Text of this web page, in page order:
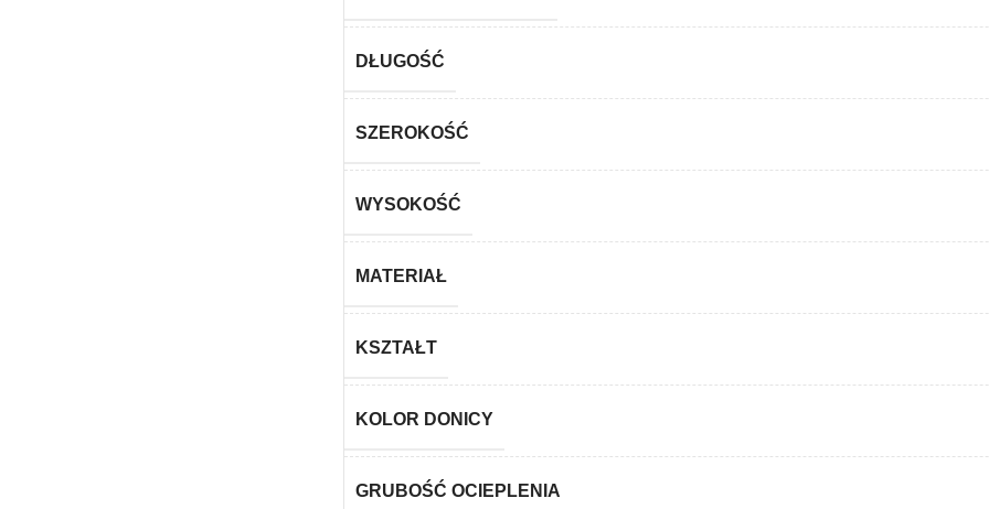
DŁUGOŚĆ
SZEROKOŚĆ
WYSOKOŚĆ
MATERIAŁ
KSZTAŁT
KOLOR DONICY
GRUBOŚĆ OCIEPLENIA